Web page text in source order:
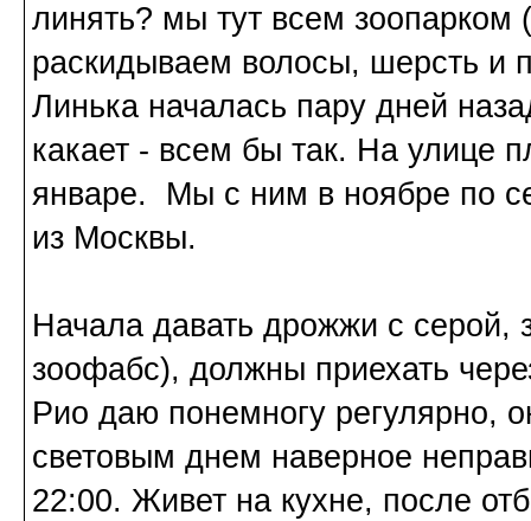
линять? мы тут всем зоопарком
раскидываем волосы, шерсть и
Линька началась пару дней
какает - всем бы так. На улице
январе. Мы с ним в ноябре по
из Москвы.
Начала давать дрожжи с серой,
зоофабс), должны приехать
Рио даю понемногу регулярно,
световым днем наверное
22:00. Живет на кухне, после